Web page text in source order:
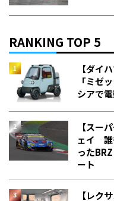
RANKING TOP 5
【ダイ
「ミゼ
シアで
【スー
ェイ 誰
った
ート
【レク